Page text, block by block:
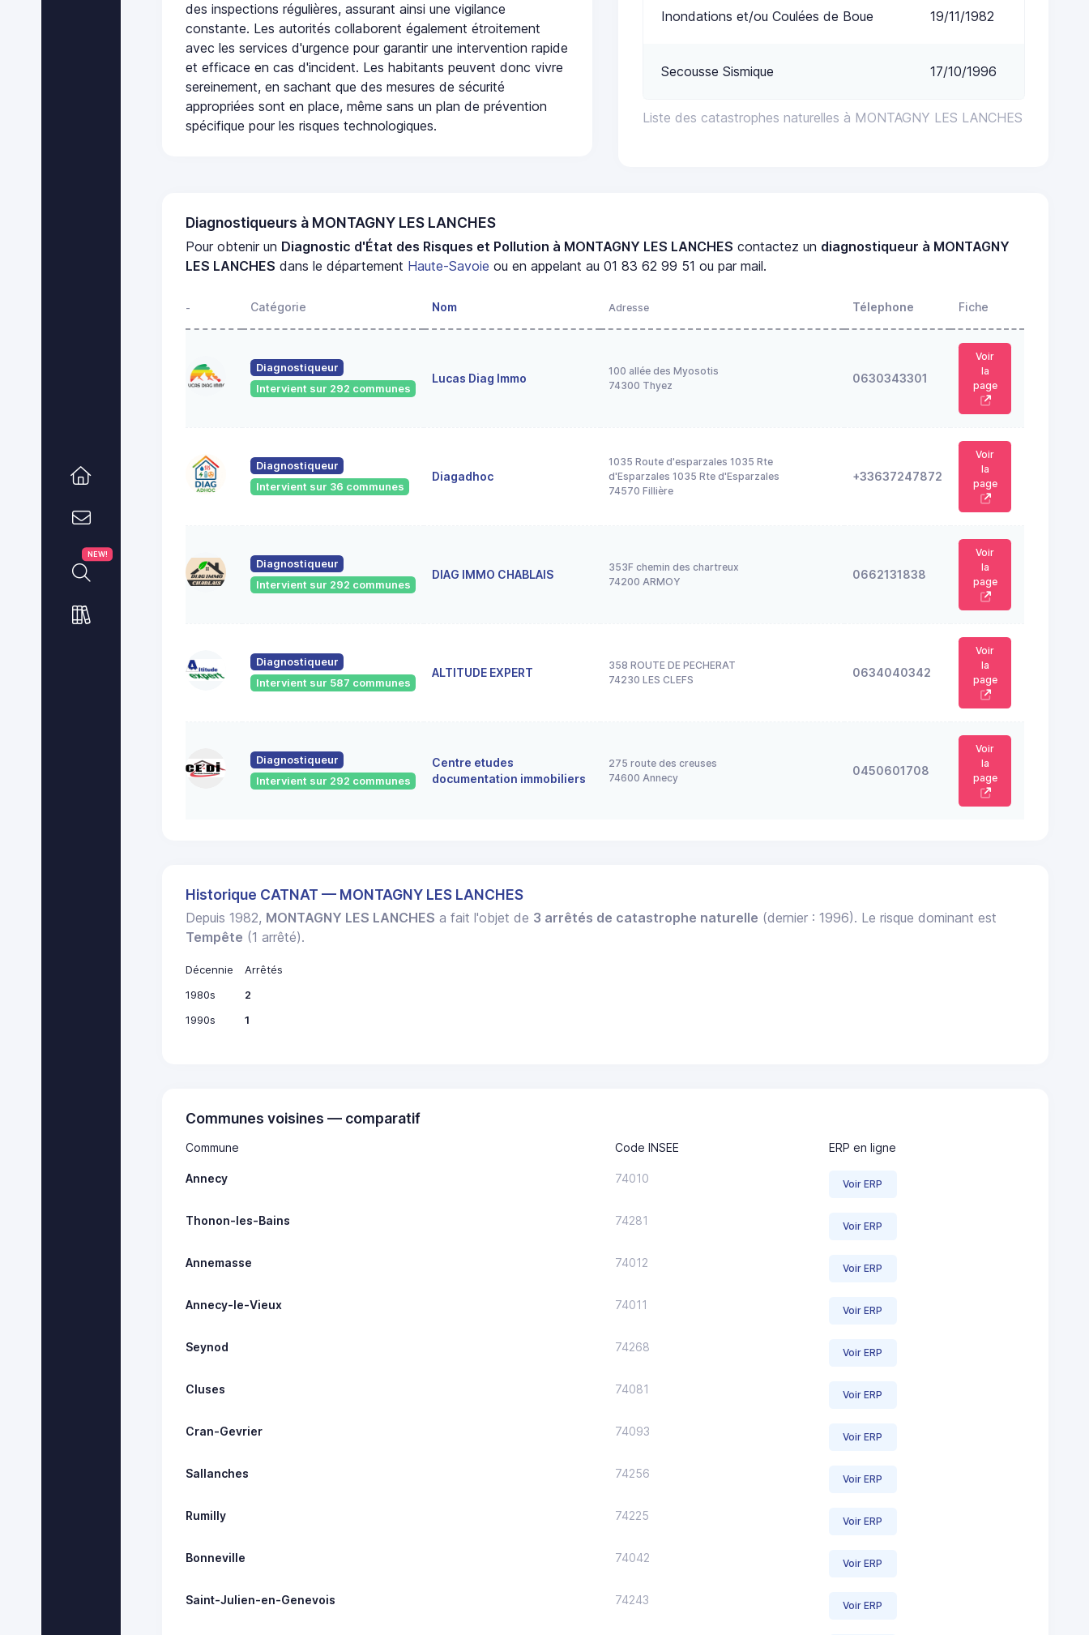
NEW!
des inspections régulières, assurant ainsi une vigilance
constante. Les autorités collaborent également étroitement
avec les services d'urgence pour garantir une intervention rapide
et efficace en cas d'incident. Les habitants peuvent donc vivre
sereinement, en sachant que des mesures de sécurité
appropriées sont en place, même sans un plan de prévention
spécifique pour les risques technologiques.
Liste des catastrophes naturelles à MONTAGNY LES LANCHES
Inondations et/ou Coulées de Boue 19/11/1982
Secousse Sismique 17/10/1996
Diagnostiqueurs à MONTAGNY LES LANCHES
Pour obtenir un Diagnostic d'État des Risques et Pollution à MONTAGNY LES LANCHES contactez un diagnostiqueur à MONTAGNY
LES LANCHES dans le département Haute-Savoie ou en appelant au 01 83 62 99 51 ou par mail.
- Catégorie Nom Adresse Télephone Fiche
Diagnostiqueur
Intervient sur 292 communes
Lucas Diag Immo
100 allée des Myosotis
74300 Thyez
0630343301
Voir
la
page
Diagnostiqueur
Intervient sur 36 communes
Diagadhoc
1035 Route d'esparzales 1035 Rte
d'Esparzales 1035 Rte d'Esparzales
74570 Fillière
+33637247872
Voir
la
page
Diagnostiqueur
Intervient sur 292 communes
DIAG IMMO CHABLAIS
353F chemin des chartreux
74200 ARMOY
0662131838
Voir
la
page
Diagnostiqueur
Intervient sur 587 communes
ALTITUDE EXPERT
358 ROUTE DE PECHERAT
74230 LES CLEFS
0634040342
Voir
la
page
Diagnostiqueur
Intervient sur 292 communes
Centre etudes
documentation immobiliers
275 route des creuses
74600 Annecy
0450601708
Voir
la
page
Historique CATNAT — MONTAGNY LES LANCHES
Depuis 1982, MONTAGNY LES LANCHES a fait l'objet de 3 arrêtés de catastrophe naturelle (dernier : 1996). Le risque dominant est
Tempête (1 arrêté).
Décennie
Arrêtés
1980s
2
1990s
1
Communes voisines — comparatif
Commune Code INSEE ERP en ligne
Annecy 74010 Voir ERP
Thonon-les-Bains 74281 Voir ERP
Annemasse 74012 Voir ERP
Annecy-le-Vieux 74011 Voir ERP
Seynod 74268 Voir ERP
Cluses 74081 Voir ERP
Cran-Gevrier 74093 Voir ERP
Sallanches 74256 Voir ERP
Rumilly 74225 Voir ERP
Bonneville 74042 Voir ERP
Saint-Julien-en-Genevois 74243 Voir ERP